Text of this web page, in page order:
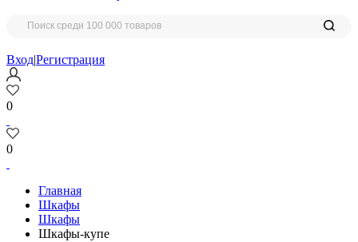
Вход|Регистрация
0
0
Главная
Шкафы
Шкафы
Шкафы-купе